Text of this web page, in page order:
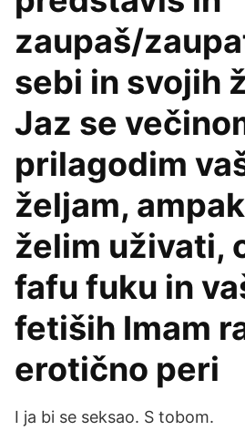
zaupaš/
sebi in svojih
Jaz se
prilagodim
željam,
želim uživati,
fafu fuku in
fetiših Imam
erotično peri
I ja bi se seksao. S tobom.